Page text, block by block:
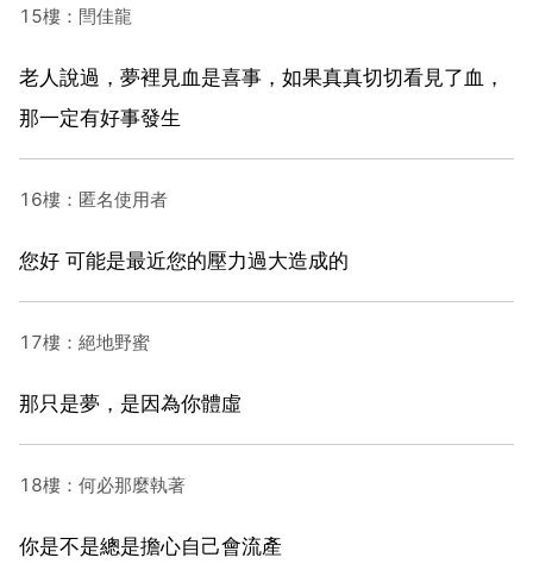
15樓：閆佳龍
老人說過，夢裡見血是喜事，如果真真切切看見了血，
那一定有好事發生
16樓：匿名使用者
您好 可能是最近您的壓力過大造成的
17樓：絕地野蜜
那只是夢，是因為你體虛
18樓：何必那麼執著
你是不是總是擔心自己會流產